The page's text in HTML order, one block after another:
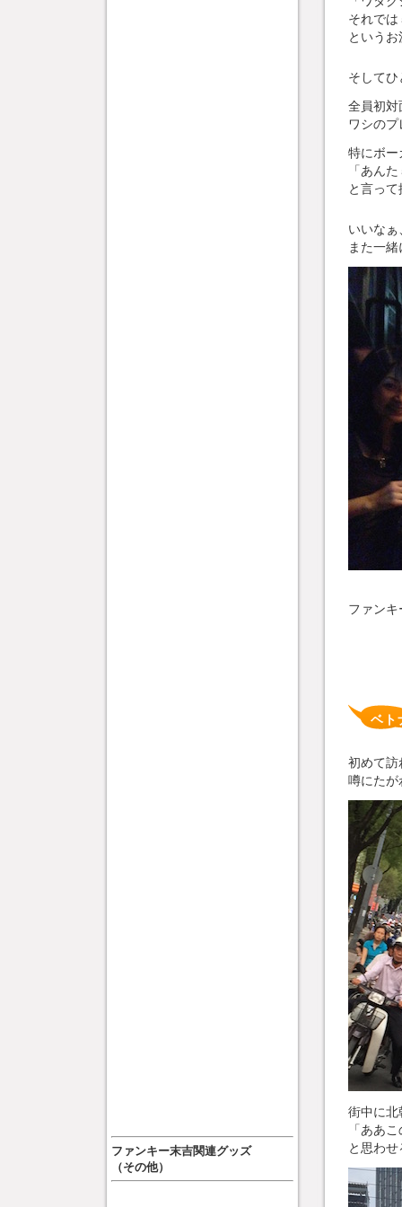
ファンキー末吉関連グッズ
（その他）
それで
という
そして
全員初対
ワシの
特にボー
「あん
と言っ
いいな
また一
ファン
ベト
初めて訪
噂にたが
街中に北
「ああ
と思わ